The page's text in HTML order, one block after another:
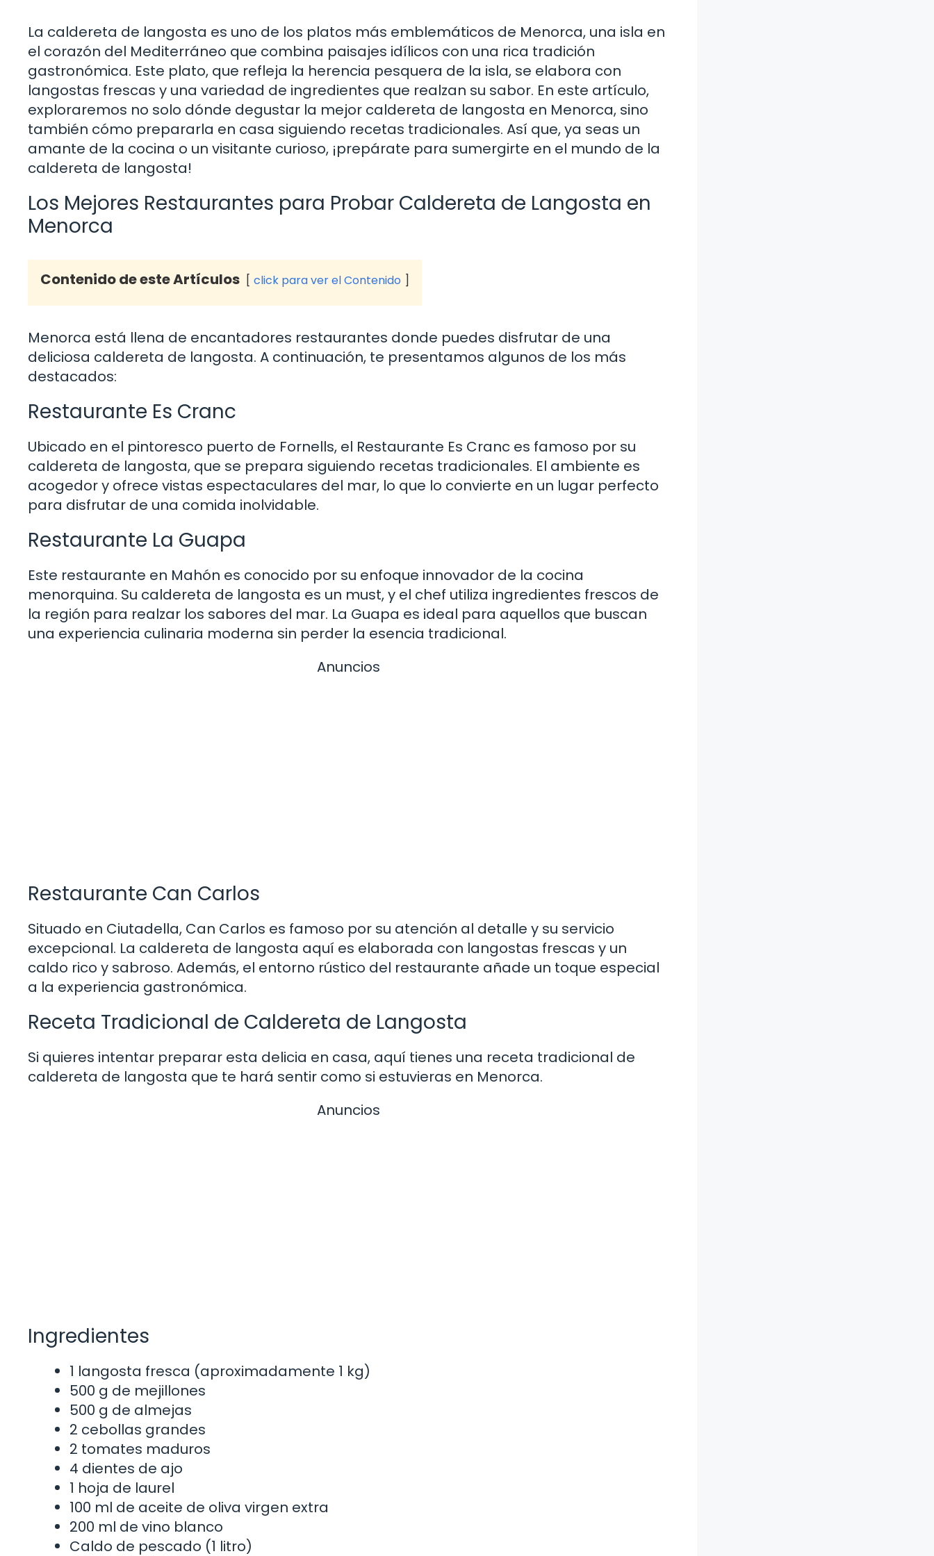
La caldereta de langosta es uno de los platos más emblemáticos de Menorca, una isla en
el corazón del Mediterráneo que combina paisajes idílicos con una rica tradición
gastronómica. Este plato, que refleja la herencia pesquera de la isla, se elabora con
langostas frescas y una variedad de ingredientes que realzan su sabor. En este artículo,
exploraremos no solo dónde degustar la mejor caldereta de langosta en Menorca, sino
también cómo prepararla en casa siguiendo recetas tradicionales. Así que, ya seas un
amante de la cocina o un visitante curioso, ¡prepárate para sumergirte en el mundo de la
caldereta de langosta!
Los Mejores Restaurantes para Probar Caldereta de Langosta en
Menorca
Contenido de este Artículos click para ver el Contenido
Menorca está llena de encantadores restaurantes donde puedes disfrutar de una
deliciosa caldereta de langosta. A continuación, te presentamos algunos de los más
destacados:
Restaurante Es Cranc
Ubicado en el pintoresco puerto de Fornells, el Restaurante Es Cranc es famoso por su
caldereta de langosta, que se prepara siguiendo recetas tradicionales. El ambiente es
acogedor y ofrece vistas espectaculares del mar, lo que lo convierte en un lugar perfecto
para disfrutar de una comida inolvidable.
Restaurante La Guapa
Este restaurante en Mahón es conocido por su enfoque innovador de la cocina
menorquina. Su caldereta de langosta es un must, y el chef utiliza ingredientes frescos de
la región para realzar los sabores del mar. La Guapa es ideal para aquellos que buscan
una experiencia culinaria moderna sin perder la esencia tradicional.
Anuncios
Restaurante Can Carlos
Situado en Ciutadella, Can Carlos es famoso por su atención al detalle y su servicio
excepcional. La caldereta de langosta aquí es elaborada con langostas frescas y un
caldo rico y sabroso. Además, el entorno rústico del restaurante añade un toque especial
a la experiencia gastronómica.
Receta Tradicional de Caldereta de Langosta
Si quieres intentar preparar esta delicia en casa, aquí tienes una receta tradicional de
caldereta de langosta que te hará sentir como si estuvieras en Menorca.
Anuncios
Ingredientes
1 langosta fresca (aproximadamente 1 kg)
500 g de mejillones
500 g de almejas
2 cebollas grandes
2 tomates maduros
4 dientes de ajo
1 hoja de laurel
100 ml de aceite de oliva virgen extra
200 ml de vino blanco
Caldo de pescado (1 litro)